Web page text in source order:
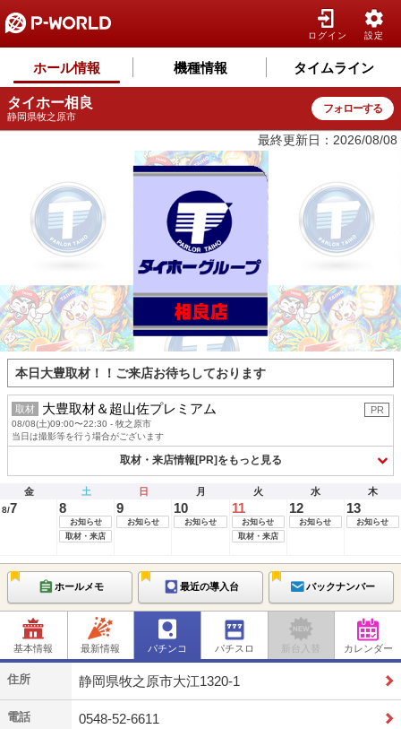
ログイン 設定
ホール情報 機種情報 タイムライン
タイホー相良
静岡県牧之原市
フォローする
最終更新日：2026/08/08
本日大豊取材！！ご来店お待ちしております
取材 大豊取材＆超山佐プレミアム PR
08/08(土)09:00〜22:30 - 牧之原市
当日は撮影等を行う場合がございます
取材・来店情報[PR]をもっと見る
金 土 日 月 火 水 木
8/7 8
お知らせ
取材・来店
9
お知らせ
10
お知らせ
11
お知らせ
取材・来店
12
お知らせ
13
お知らせ
ホールメモ 最近の導入台 バックナンバー
基本情報 最新情報 パチンコ パチスロ 新台入替 カレンダー
住所 静岡県牧之原市大江1320-1
電話 0548-52-6611